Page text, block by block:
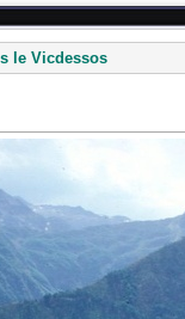
le Vicdessos